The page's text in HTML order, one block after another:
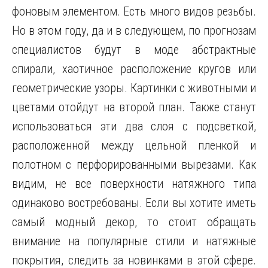
фоновым элементом. Есть много видов резьбы.
Но в этом году, да и в следующем, по прогнозам
специалистов будут в моде абстрактные
спирали, хаотичное расположение кругов или
геометрические узоры. Картинки с животными и
цветами отойдут на второй план. Также станут
использоваться эти два слоя с подсветкой,
расположенной между цельной пленкой и
полотном с перфорированными вырезами. Как
видим, не все поверхности натяжного типа
одинаково востребованы. Если вы хотите иметь
самый модный декор, то стоит обращать
внимание на популярные стили и натяжные
покрытия, следить за новинками в этой сфере.